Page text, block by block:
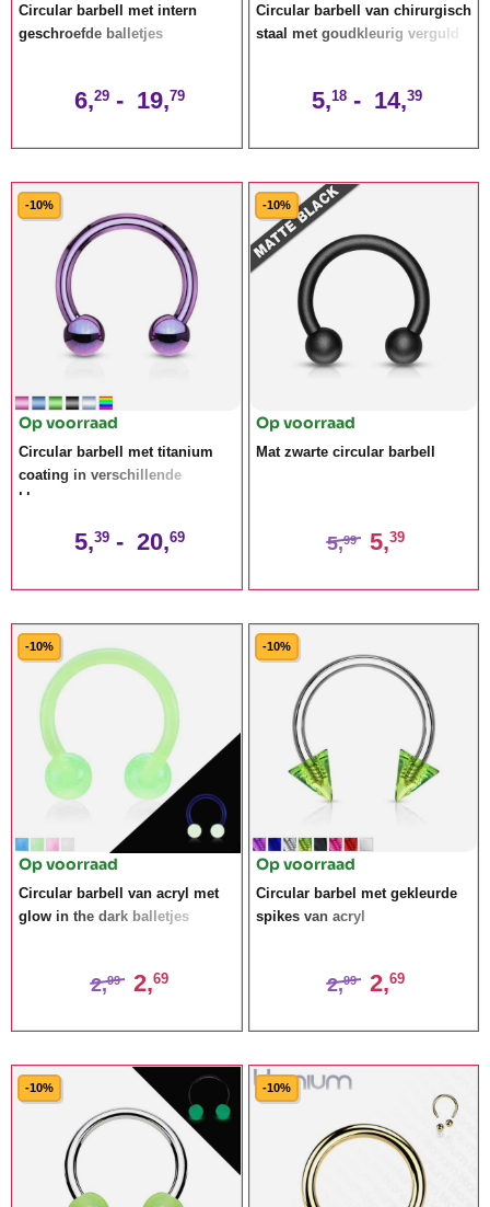
Circular barbell met intern
geschroefde balletjes
6,29 - 19,79
Circular barbell van chirurgisch
staal met goudkleurig verguld
5,18 - 14,39
-10%
Op voorraad
Circular barbell met titanium
coating in verschillende
kleuren
5,39 - 20,69
-10%
Op voorraad
Mat zwarte circular barbell
5,99 5,39
-10%
Op voorraad
Circular barbell van acryl met
glow in the dark balletjes
2,99 2,69
-10%
Op voorraad
Circular barbel met gekleurde
spikes van acryl
2,99 2,69
-10% -10%